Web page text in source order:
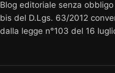
Blog editoriale senza
bis del D.Lgs. 63/2012
dalla legge n°103 del 16